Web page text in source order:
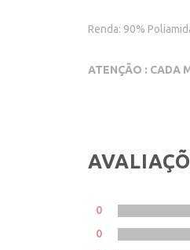
Renda: 90%
ATENÇÃO : CADA
0
0